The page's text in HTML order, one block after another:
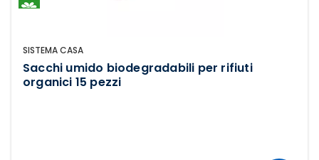
SISTEMA CASA
Sacchi umido biodegradabili per rifiuti
organici 15 pezzi